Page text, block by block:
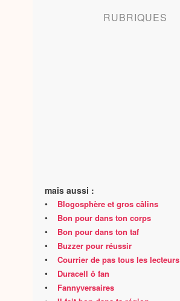
RUBRIQUES
mais aussi :
• Blogosphère et gros câlins
• Bon pour dans ton corps
• Bon pour dans ton taf
• Buzzer pour réussir
• Courrier de pas tous les lecteurs
• Duracell ô fan
• Fannyversaires